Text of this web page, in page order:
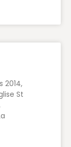
2014,
St